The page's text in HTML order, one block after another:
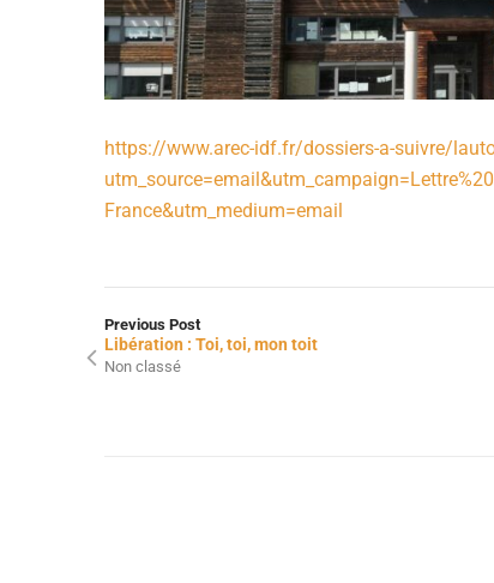
https://www.arec-idf.fr/dossiers-a-suivre/
France&utm_medium=email
Previous Post
Libération : Toi, toi, mon toit
Non classé